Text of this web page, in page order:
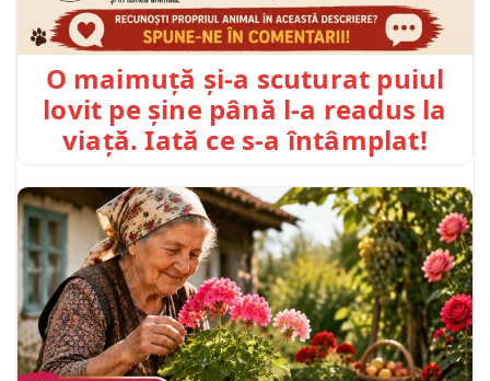
O maimuță și-a scuturat puiul
lovit pe șine până l-a readus la
viață. Iată ce s-a întâmplat!